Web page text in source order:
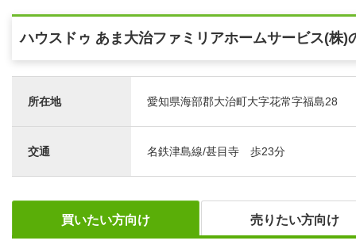
ハウスドゥ あま大治ファミリアホームサービス(株)
所在地 愛知県海部郡大治町大字花常字福島28
交通 名鉄津島線/甚目寺 歩23分
買いたい方向け 売りたい方向け